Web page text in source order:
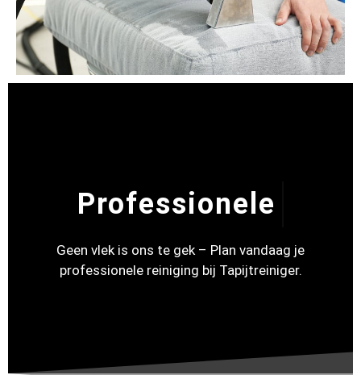
Betaalbare
Geen vlek is ons te gek – Plan vandaag je
professionele reiniging bij Tapijtreiniger.